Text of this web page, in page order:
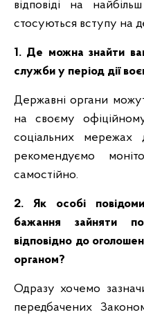
відповіді на
стосуються вступу на
1. Де можна знайти
служби у період дії
Державні органи
на своєму
соціальних мережах
рекомендуємо
самостійно.
2. Як особі
бажання зайняти
відповідно до
органом?
Одразу хочемо
передбачених